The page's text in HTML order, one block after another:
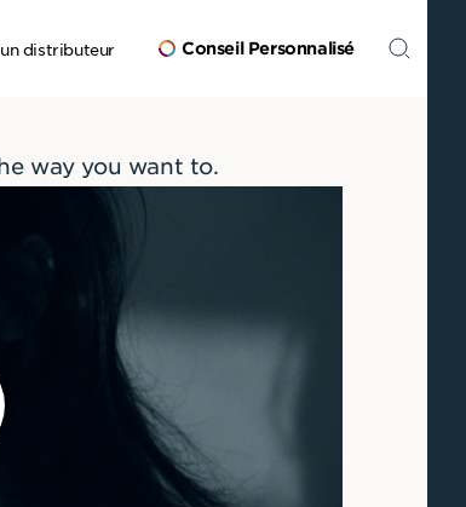
way you want to.
distributeur Conseil Personnalisé